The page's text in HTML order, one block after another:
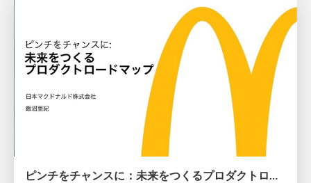
ピンチをチャンスに：未来をつくるプロダクトロードマップ #pmconf2020